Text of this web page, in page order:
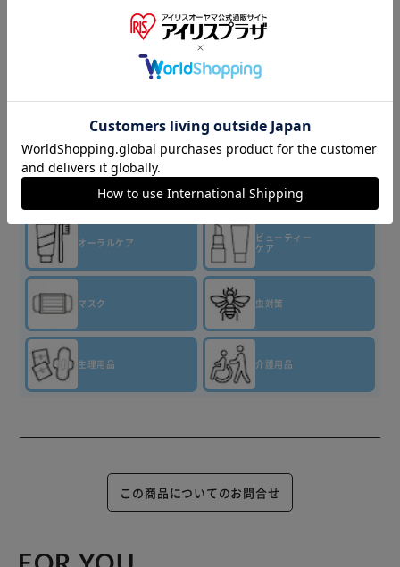
▼その他 商品はこちら▼
トイレット
ペーパー
洗剤・柔軟剤
キッチン
消耗品
バス・
トイレ用品
オーラルケア
ビューティー
ケア
マスク 虫対策
生理用品 介護用品
この商品についてのお問合せ